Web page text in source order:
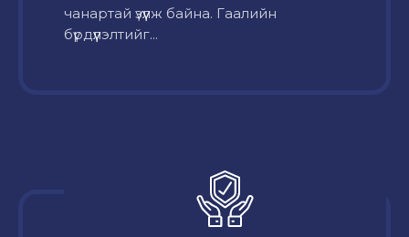
чанартай үзүүлж байна. Гаалийн
бүрдүүлэлтийг...